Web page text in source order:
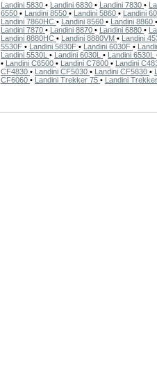
Landini 5830 • Landini 6830 • Landini 7830 •
6550 • Landini 8550 • Landini 5860 •
Landini
Landini 7860HC • Landini 8560 • Landini 8860
Landini 7870 • Landini 8870 • Landini 6880 •
Landini 8880HC • Landini 8880VM •
Landini
5530F • Landini 5830F • Landini 6030F •
Landini 5530L • Landini 6030L • Landini 6530L
•
Landini C6500 • Landini C7800 •
Landini
CF4830 • Landini CF5030 • Landini CF5830 •
CF6060 • Landini Trekker 75 • Landini